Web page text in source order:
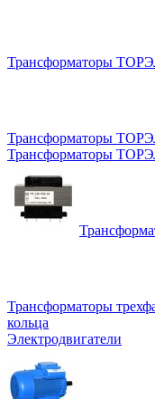
Трансформаторы
Трансформаторы
Трансформаторы
Трансформаторы
кольца
Электродвигатели